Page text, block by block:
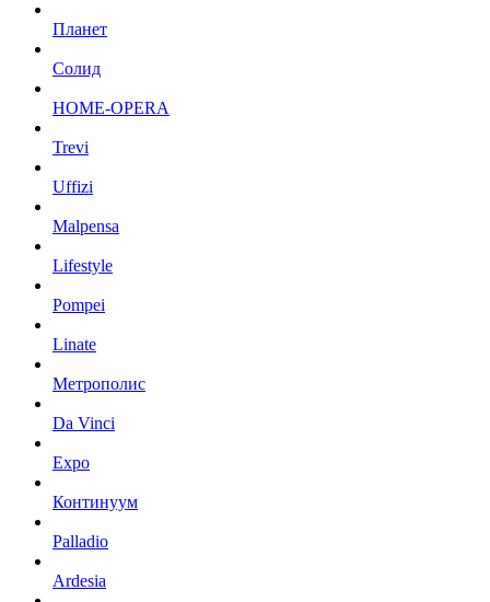
Планет
Солид
HOME-OPERA
Trevi
Uffizi
Malpensa
Lifestyle
Pompei
Linate
Метрополис
Da Vinci
Expo
Континуум
Palladio
Ardesia